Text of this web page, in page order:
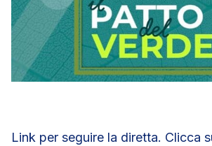
Link per seguire la diretta. Clicca